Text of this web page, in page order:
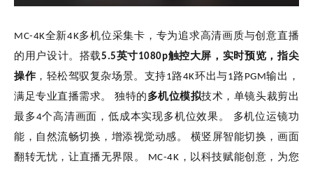
MC-4K全新4K多机位采集卡，专为追求高清画质与创意直播
的用户设计。搭载5.5英寸1080p触控大屏，实时预览，指尖
操作 ，轻松驾驭复杂场景。支持1路4K环出与1路PGM输出，
满足专业直播需求。
独特的 多机位模拟技术，单镜头裁剪出
最多4个高清画面，低成本实现多机位效果。
多机位运镜功
能，自然流畅切换，增添视觉动感。
横竖屏智能切换，画面
翻转无忧，让直播无界限。
MC-4K，以科技赋能创意，为您